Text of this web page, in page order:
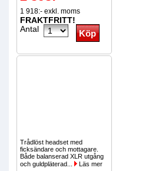
1 918:- exkl. moms
FRAKTFRITT!
Antal
Trådlöst headset med
ficksändare och mottagare.
Både balanserad XLR utgång
och guldpläterad...
Läs mer